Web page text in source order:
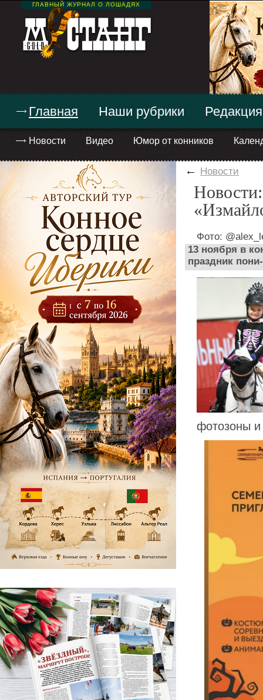
ГЛАВНЫЙ ЖУРНАЛ О ЛОШАДЯХ
Главная
Новости Видео Юмор от конников
Наши рубрики Редакция
← Новости
Фото:
13 ноября в
праздник
фотозоны и